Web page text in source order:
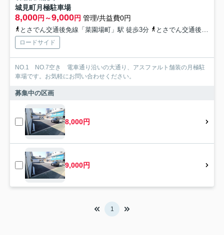
城見町月極駐車場
8,000円～9,000円 管理/共益費0円
とさでん交通後免線「菜園場町」駅 徒歩3分 とさでん交通後免線「宝永町」駅 徒歩4分
ロードサイド
NO.1 NO.7空き 電車通り沿いの大通り、アスファルト舗装の月極駐
車場です。お気軽にお問い合わせください。
募集中の区画
8,000円
9,000円
1